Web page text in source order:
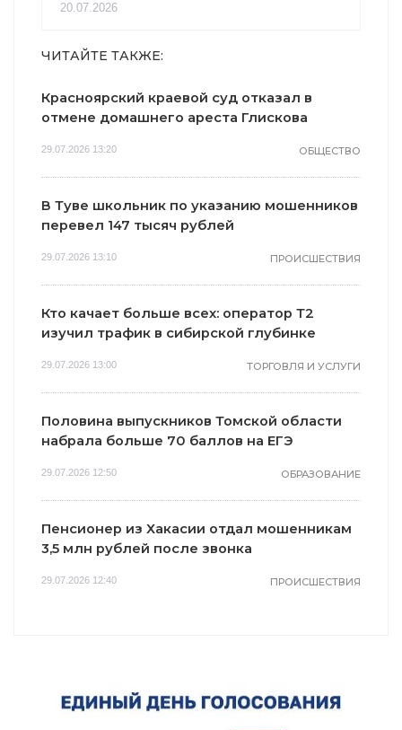
20.07.2026
ЧИТАЙТЕ ТАКЖЕ:
Красноярский краевой суд отказал в
отмене домашнего ареста Глискова
29.07.2026 13:20 ОБЩЕСТВО
В Туве школьник по указанию мошенников
перевел 147 тысяч рублей
29.07.2026 13:10 ПРОИСШЕСТВИЯ
Кто качает больше всех: оператор Т2
изучил трафик в сибирской глубинке
29.07.2026 13:00 ТОРГОВЛЯ И УСЛУГИ
Половина выпускников Томской области
набрала больше 70 баллов на ЕГЭ
29.07.2026 12:50 ОБРАЗОВАНИЕ
Пенсионер из Хакасии отдал мошенникам
3,5 млн рублей после звонка
29.07.2026 12:40 ПРОИСШЕСТВИЯ